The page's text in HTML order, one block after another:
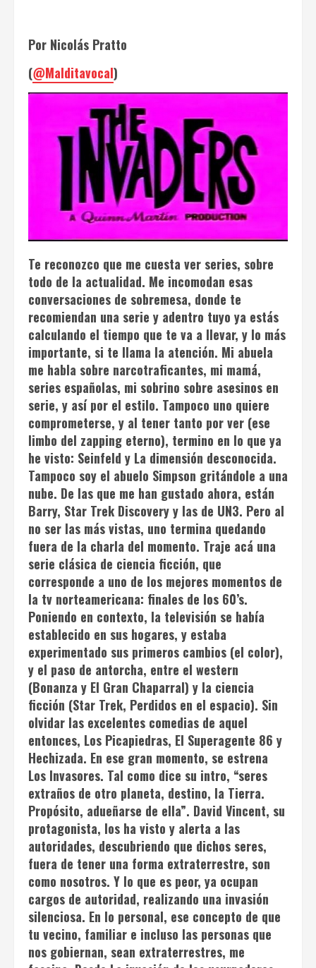
Por Nicolás Pratto
(@Malditavocal)
Te reconozco que me cuesta ver series, sobre
todo de la actualidad. Me incomodan esas
conversaciones de sobremesa, donde te
recomiendan una serie y adentro tuyo ya estás
calculando el tiempo que te va a llevar, y lo más
importante, si te llama la atención. Mi abuela
me habla sobre narcotraficantes, mi mamá,
series españolas, mi sobrino sobre asesinos en
serie, y así por el estilo. Tampoco uno quiere
comprometerse, y al tener tanto por ver (ese
limbo del zapping eterno), termino en lo que ya
he visto: Seinfeld y La dimensión desconocida.
Tampoco soy el abuelo Simpson gritándole a una
nube. De las que me han gustado ahora, están
Barry, Star Trek Discoveryy las de UN3. Pero al
no ser las más vistas, uno termina quedando
fuera de la charla del momento. Traje acá una
serie clásica de ciencia ficción, que
corresponde a uno de los mejores momentos de
la tv norteamericana: finales de los 60’s.
Poniendo en contexto, la televisión se había
establecido en sus hogares, y estaba
experimentado sus primeros cambios (el color),
y el paso de antorcha, entre el western
(Bonanza y El Gran Chaparral) y la ciencia
ficción (Star Trek, Perdidos en el espacio). Sin
olvidar las excelentes comedias de aquel
entonces, Los Picapiedras, El Superagente 86 y
Hechizada. En ese gran momento, se estrena
Los Invasores. Tal como dice su intro, “seres
extraños de otro planeta, destino, la Tierra.
Propósito, adueñarse de ella”. David Vincent, su
protagonista, los ha visto y alerta a las
autoridades, descubriendo que dichos seres,
fuera de tener una forma extraterrestre, son
como nosotros. Y lo que es peor, ya ocupan
cargos de autoridad, realizando una invasión
silenciosa. En lo personal, ese concepto de que
tu vecino, familiar e incluso las personas que
nos gobiernan, sean extraterrestres, me